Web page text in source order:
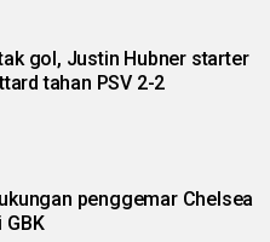
gol, Justin Hubner starter
tahan PSV 2-2
penggemar Chelsea
GBK